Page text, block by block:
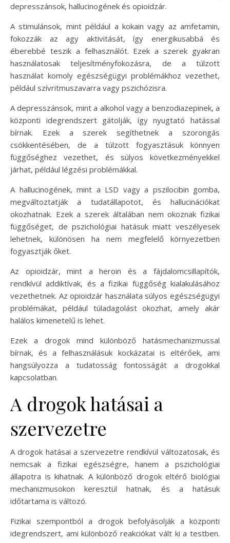
depresszánsok, hallucinogének és opioidzár.
A stimulánsok, mint például a kokain vagy az amfetamin,
fokozzák az agy aktivitását, így energikusabbá és
éberebbé teszik a felhasználót. Ezek a szerek gyakran
használatosak teljesítményfokozásra, de a túlzott
használat komoly egészségügyi problémákhoz vezethet,
például szívritmuszavarra vagy pszichózisra.
A depresszánsok, mint a alkohol vagy a benzodiazepinek, a
központi idegrendszert gátolják, így nyugtató hatással
bírnak. Ezek a szerek segíthetnek a szorongás
csökkentésében, de a túlzott fogyasztásuk könnyen
függőséghez vezethet, és súlyos következményekkel
járhat, például légzési problémákkal.
A hallucinogének, mint a LSD vagy a pszilocibin gomba,
megváltoztatják a tudatállapotot, és hallucinációkat
okozhatnak. Ezek a szerek általában nem okoznak fizikai
függőséget, de pszichológiai hatásuk miatt veszélyesek
lehetnek, különösen ha nem megfelelő környezetben
fogyasztják őket.
Az opioidzár, mint a heroin és a fájdalomcsillapítók,
rendkívül addiktívak, és a fizikai függőség kialakulásához
vezethetnek. Az opioidzár használata súlyos egészségügyi
problémákat, például túladagolást okozhat, amely akár
halálos kimenetelű is lehet.
Ezek a drogok mind különböző hatásmechanizmussal
bírnak, és a felhasználásuk kockázatai is eltérőek, ami
hangsúlyozza a tudatosság fontosságát a drogokkal
kapcsolatban.
A drogok hatásai a
szervezetre
A drogok hatásai a szervezetre rendkívül változatosak, és
nemcsak a fizikai egészségre, hanem a pszichológiai
állapotra is kihatnak. A különböző drogok eltérő biológiai
mechanizmusokon keresztül hatnak, és a hatásuk
időtartama is változó.
Fizikai szempontból a drogok befolyásolják a központi
idegrendszert, ami különböző reakciókat vált ki a testben.